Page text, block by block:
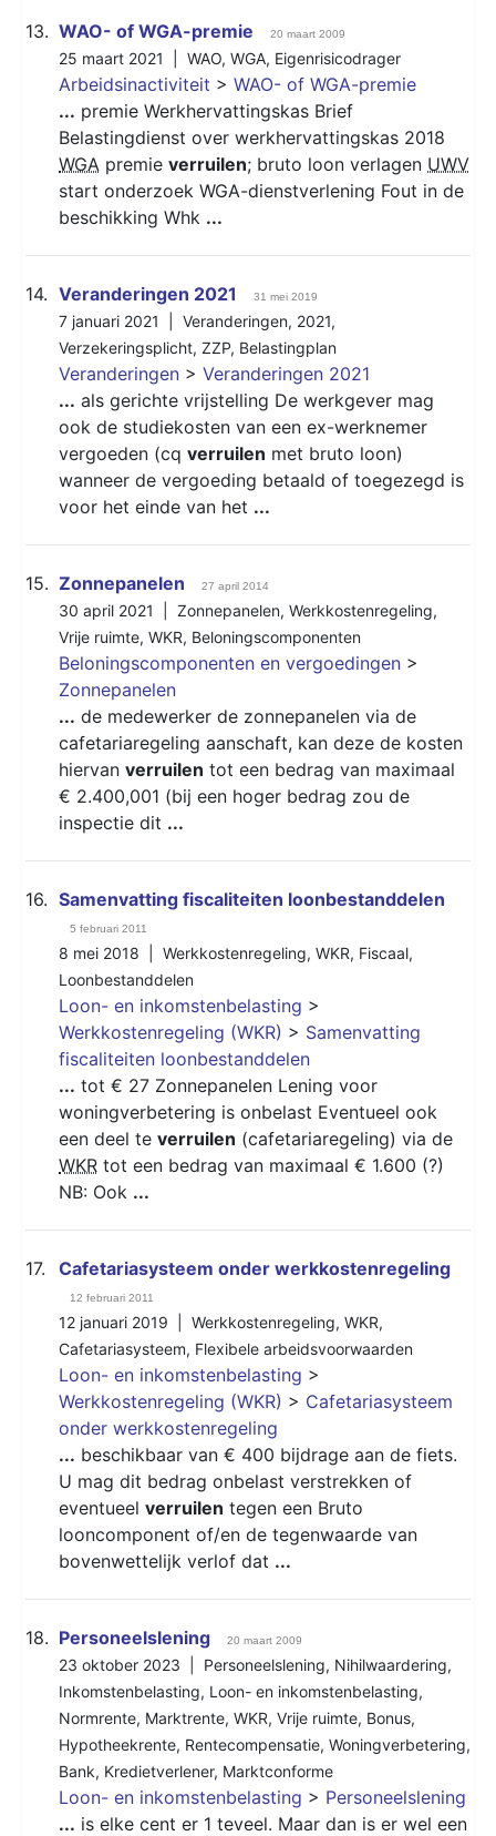
13. WAO- of WGA-premie 20 maart 2009
25 maart 2021 | WAO, WGA, Eigenrisicodrager
Arbeidsinactiviteit > WAO- of WGA-premie
... premie Werkhervattingskas Brief
Belastingdienst over werkhervattingskas 2018
WGA premie verruilen; bruto loon verlagen UWV
start onderzoek WGA-dienstverlening Fout in de
beschikking Whk ...
14. Veranderingen 2021 31 mei 2019
7 januari 2021 | Veranderingen, 2021,
Verzekeringsplicht, ZZP, Belastingplan
Veranderingen > Veranderingen 2021
... als gerichte vrijstelling De werkgever mag
ook de studiekosten van een ex-werknemer
vergoeden (cq verruilen met bruto loon)
wanneer de vergoeding betaald of toegezegd is
voor het einde van het ...
15. Zonnepanelen 27 april 2014
30 april 2021 | Zonnepanelen, Werkkostenregeling,
Vrije ruimte, WKR, Beloningscomponenten
Beloningscomponenten en vergoedingen >
Zonnepanelen
... de medewerker de zonnepanelen via de
cafetariaregeling aanschaft, kan deze de kosten
hiervan verruilen tot een bedrag van maximaal
€ 2.400,001 (bij een hoger bedrag zou de
inspectie dit ...
16. Samenvatting fiscaliteiten loonbestanddelen
5 februari 2011
8 mei 2018 | Werkkostenregeling, WKR, Fiscaal,
Loonbestanddelen
Loon- en inkomstenbelasting >
Werkkostenregeling (WKR) > Samenvatting
fiscaliteiten loonbestanddelen
... tot € 27 Zonnepanelen Lening voor
woningverbetering is onbelast Eventueel ook
een deel te verruilen (cafetariaregeling) via de
WKR tot een bedrag van maximaal € 1.600 (?)
NB: Ook ...
17. Cafetariasysteem onder werkkostenregeling
12 februari 2011
12 januari 2019 | Werkkostenregeling, WKR,
Cafetariasysteem, Flexibele arbeidsvoorwaarden
Loon- en inkomstenbelasting >
Werkkostenregeling (WKR) > Cafetariasysteem
onder werkkostenregeling
... beschikbaar van € 400 bijdrage aan de fiets.
U mag dit bedrag onbelast verstrekken of
eventueel verruilen tegen een Bruto
looncomponent of/en de tegenwaarde van
bovenwettelijk verlof dat ...
18. Personeelslening 20 maart 2009
23 oktober 2023 | Personeelslening, Nihilwaardering,
Inkomstenbelasting, Loon- en inkomstenbelasting,
Normrente, Marktrente, WKR, Vrije ruimte, Bonus,
Hypotheekrente, Rentecompensatie, Woningverbetering,
Bank, Kredietverlener, Marktconforme
Loon- en inkomstenbelasting > Personeelslening
... is elke cent er 1 teveel. Maar dan is er wel een